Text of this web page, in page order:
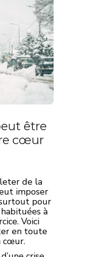
être
cœur
de la
imposer
pour
à
Voici
en toute
cœur.